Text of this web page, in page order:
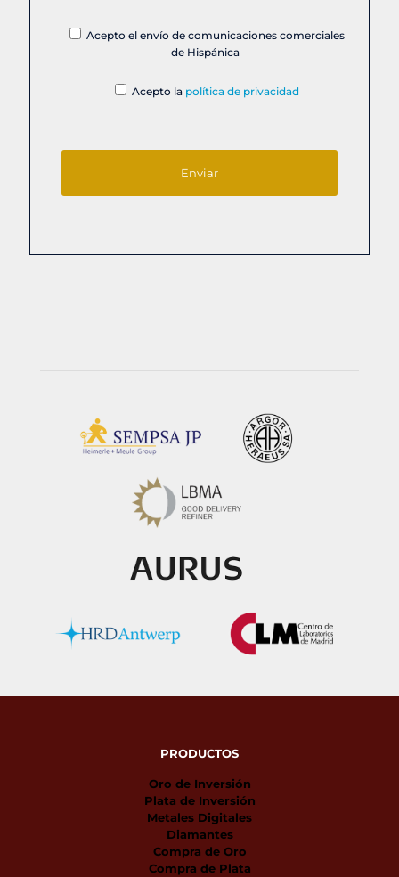
Acepto el envío de comunicaciones comerciales
de Hispánica
Acepto la política de privacidad
PRODUCTOS
Oro de Inversión
Plata de Inversión
Metales Digitales
Diamantes
Compra de Oro
Compra de Plata